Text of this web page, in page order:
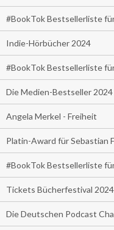
#BookTok Bestsellerliste
Indie-Hörbücher 2024
#BookTok Bestsellerliste
Die Medien-Bestseller 2024
Angela Merkel - Freiheit
Platin-Award für Sebastian
#BookTok Bestsellerliste
Tickets Bücherfestival 2024
Die Deutschen Podcast